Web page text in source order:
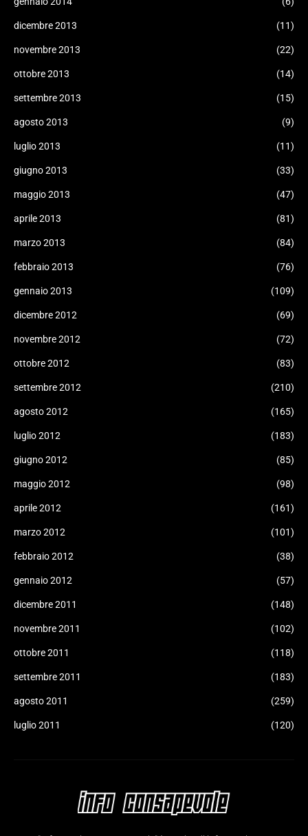
dicembre 2013 (11)
novembre 2013 (22)
ottobre 2013 (14)
settembre 2013 (15)
agosto 2013 (9)
luglio 2013 (11)
giugno 2013 (33)
maggio 2013 (47)
aprile 2013 (81)
marzo 2013 (84)
febbraio 2013 (76)
gennaio 2013 (109)
dicembre 2012 (69)
novembre 2012 (72)
ottobre 2012 (83)
settembre 2012 (210)
agosto 2012 (165)
luglio 2012 (183)
giugno 2012 (85)
maggio 2012 (98)
aprile 2012 (161)
marzo 2012 (101)
febbraio 2012 (38)
gennaio 2012 (57)
dicembre 2011 (148)
novembre 2011 (102)
ottobre 2011 (118)
settembre 2011 (183)
agosto 2011 (259)
luglio 2011 (120)